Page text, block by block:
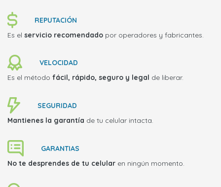
REPUTACIÓN
Es el servicio recomendado por operadores y fabricantes.
VELOCIDAD
Es el método fácil, rápido, seguro y legal de liberar.
SEGURIDAD
Mantienes la garantía de tu celular intacta.
GARANTIAS
No te desprendes de tu celular en ningún momento.